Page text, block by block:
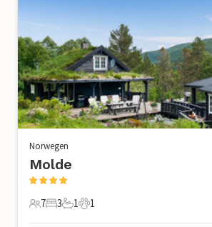
Norwegen
Molde
7 Gäste
7
3 Schlafzimmer
3
1 Badezimmer
1
1 Haustier
1